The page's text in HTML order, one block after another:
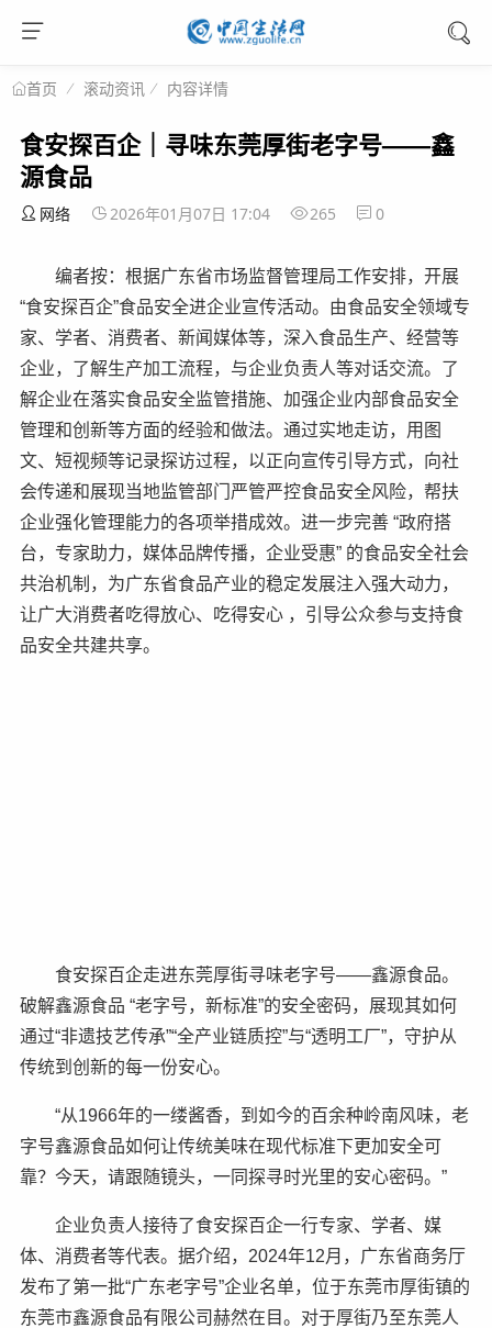
首页 滚动资讯 内容详情
食安探百企｜寻味东莞厚街老字号——鑫
源食品
网络 2026年01月07日 17:04 265 0
编者按：根据广东省市场监督管理局工作安排，开展
“食安探百企”食品安全进企业宣传活动。由食品安全领域专
家、学者、消费者、新闻媒体等，深入食品生产、经营等
企业，了解生产加工流程，与企业负责人等对话交流。了
解企业在落实食品安全监管措施、加强企业内部食品安全
管理和创新等方面的经验和做法。通过实地走访，用图
文、短视频等记录探访过程，以正向宣传引导方式，向社
会传递和展现当地监管部门严管严控食品安全风险，帮扶
企业强化管理能力的各项举措成效。进一步完善 “政府搭
台，专家助力，媒体品牌传播，企业受惠” 的食品安全社会
共治机制，为广东省食品产业的稳定发展注入强大动力，
让广大消费者吃得放心、吃得安心 ，引导公众参与支持食
品安全共建共享。
食安探百企走进东莞厚街寻味老字号——鑫源食品。
破解鑫源食品 “老字号，新标准”的安全密码，展现其如何
通过“非遗技艺传承”“全产业链质控”与“透明工厂”，守护从
传统到创新的每一份安心。
“从1966年的一缕酱香，到如今的百余种岭南风味，老
字号鑫源食品如何让传统美味在现代标准下更加安全可
靠？今天，请跟随镜头，一同探寻时光里的安心密码。”
企业负责人接待了食安探百企一行专家、学者、媒
体、消费者等代表。据介绍，2024年12月，广东省商务厅
发布了第一批“广东老字号”企业名单，位于东莞市厚街镇的
东莞市鑫源食品有限公司赫然在目。对于厚街乃至东莞人